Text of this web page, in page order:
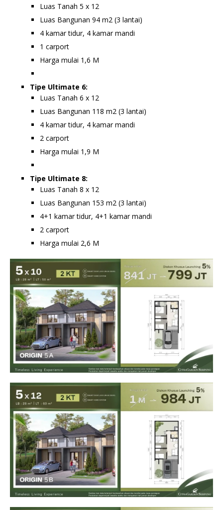
Luas Tanah 5 x 12
Luas Bangunan 94 m2 (3 lantai)
4 kamar tidur, 4 kamar mandi
1 carport
Harga mulai 1,6 M
Tipe Ultimate 6:
Luas Tanah 6 x 12
Luas Bangunan 118 m2 (3 lantai)
4 kamar tidur, 4 kamar mandi
2 carport
Harga mulai 1,9 M
Tipe Ultimate 8:
Luas Tanah 8 x 12
Luas Bangunan 153 m2 (3 lantai)
4+1 kamar tidur, 4+1 kamar mandi
2 carport
Harga mulai 2,6 M